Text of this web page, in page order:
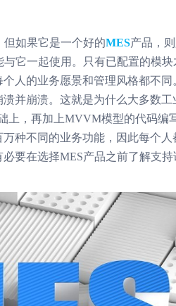
但如果它是一个好的MES产品，
它一起使用。只有已配置的模
人的业务愿景和管理风格都不
并崩溃。这就是为什么大多数工
上，再加上MVVM模型的代码编
种不同的业务功能，因此每个人
要在选择MES产品之前了解支持